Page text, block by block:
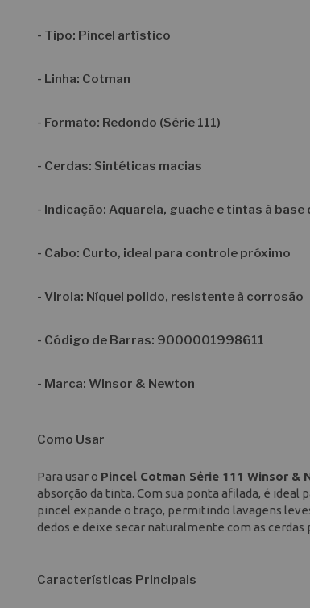
- Tipo: Pincel artístico
- Linha: Cotman
- Formato: Redondo (Série 111)
- Cerdas: Sintéticas macias
- Indicação: Aquarela, guache e tintas à base
- Cabo: Curto, ideal para controle próximo
- Virola: Níquel polido, resistente à corrosão
- Código de Barras: 9000001998611
- Marca: Winsor & Newton
Como Usar
Para usar o Pincel Cotman Série 111 Winsor &
absorção da tinta. Com sua ponta afilada, é
pincel expande o traço, permitindo lavagens
dedos e deixe secar naturalmente com as
Características Principais